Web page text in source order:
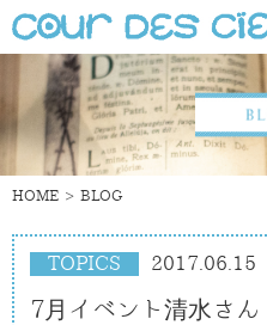
HOME BLOG
TOPICS 2017.06.15
7月イベント清水さん